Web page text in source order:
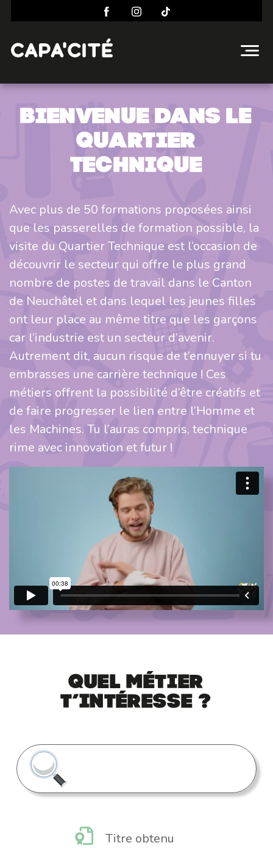
Bienvenue dans le
quartier
technique
Avec plus de 50 formations proposées ainsi
que les passerelles de formation possible, la
visite du Quartier Technique est l’occasion de
découvrir le secteur qui offre le plus grand
nombre de postes de travail dans le Canton
de Neuchâtel et dans lequel les jeunes filles
ont leur place au même titre que les garçons
car l’industrie est un secteur d’avenir.
Autrement dit, aucun risque de t’ennuyer si tu
embrasses une carrière technique ! Ces
métiers offrent la possibilité d’être créatifs et
de faire progresser le lien entre l’Homme et
les Machines. Tu l’auras compris, technique
rime avec innovation et futur !
Quel métier
t’intéresse ?
Titre obtenu